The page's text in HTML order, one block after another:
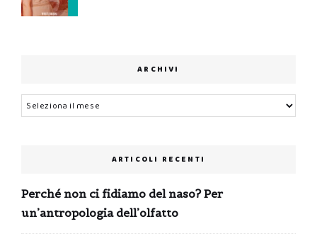
ARCHIVI
Archivi
ARTICOLI RECENTI
Perché non ci fidiamo del naso? Per
un’antropologia dell’olfatto